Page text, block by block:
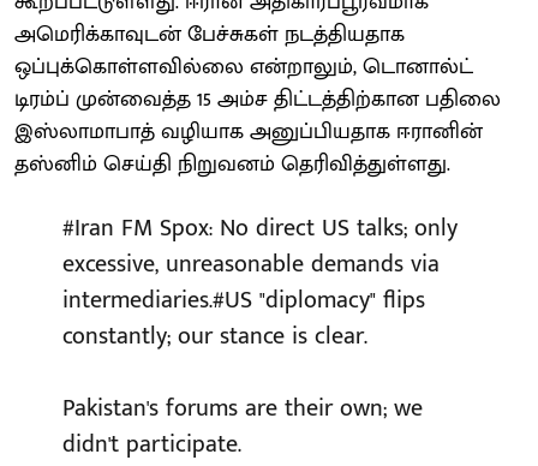
அமெரிக்காவுடன் பேச்சுகள் நடத்தியதாக
ஒப்புக்கொள்ளவில்லை என்றாலும், டொனால்ட்
டிரம்ப் முன்வைத்த 15 அம்ச திட்டத்திற்கான பதிலை
இஸ்லாமாபாத் வழியாக அனுப்பியதாக ஈரானின்
தஸ்னிம் செய்தி நிறுவனம் தெரிவித்துள்ளது.
#Iran FM Spox: No direct US talks; only
excessive, unreasonable demands via
intermediaries.#US"diplomacy" flips
constantly; our stance is clear.
Pakistan's forums are their own; we
didn't participate.